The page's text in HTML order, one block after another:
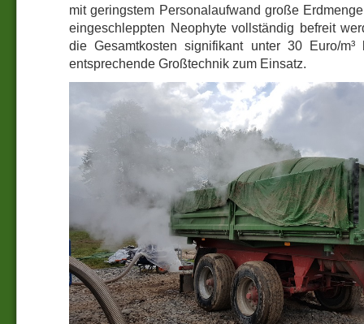
mit geringstem Personalaufwand große
eingeschleppten Neophyte vollständig befreit
die Gesamtkosten signifikant unter 30 Euro/
entsprechende Großtechnik zum Einsatz.